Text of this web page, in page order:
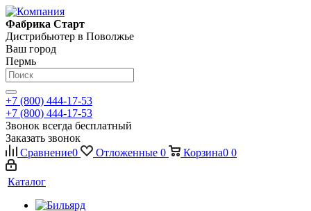
Фабрика Старт
Дистрибьютер в Поволжье
Ваш город
Пермь
+7 (800) 444-17-53
+7 (800) 444-17-53
Звонок всегда бесплатный
Заказать звонок
Сравнение0 Отложенные 0 Корзина0 0
Каталог